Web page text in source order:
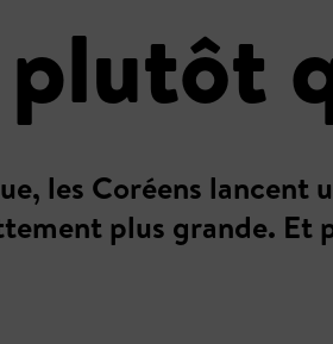
plutôt
les Coréens lancent
plus grande. Et